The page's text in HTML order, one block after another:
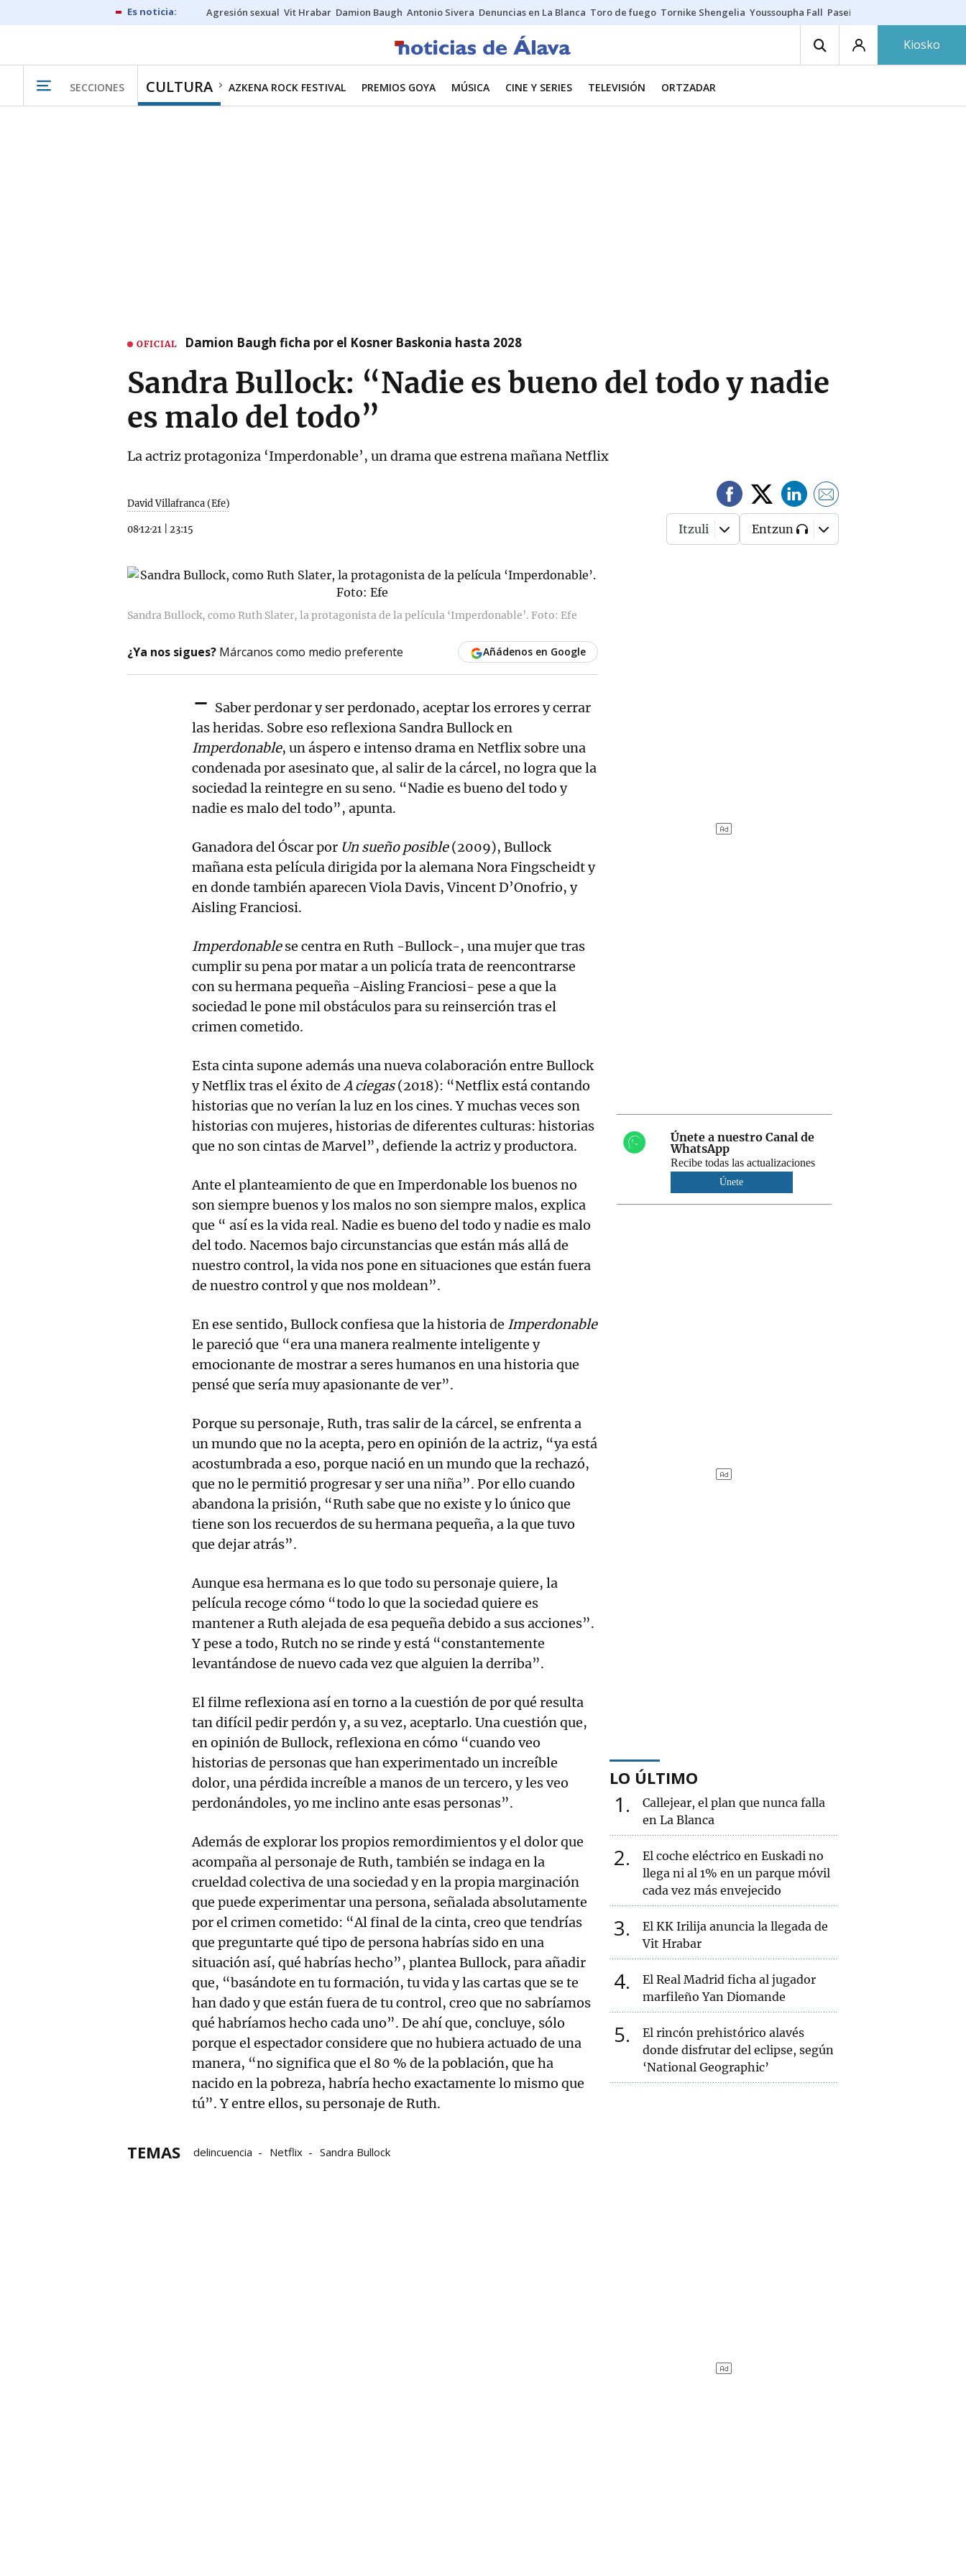
Agresión sexual Vit Hrabar Damion Baugh Antonio Sivera Denuncias en La Blanca Toro de fuego Tornike Shengelia Youssoupha Fall Paseíllo único
Kiosko
SECCIONES CULTURA AZKENA ROCK FESTIVAL PREMIOS GOYA MÚSICA CINE Y SERIES TELEVISIÓN ORTZADAR
OFICIAL Damion Baugh ficha por el Kosner Baskonia hasta 2028
Sandra Bullock: “Nadie es bueno del todo y nadie
es malo del todo”
La actriz protagoniza ‘Imperdonable’, un drama que estrena mañana Netflix
David Villafranca (Efe)
08·12·21 23:15 Itzuli Entzun
Sandra Bullock, como Ruth Slater, la protagonista de la película ‘Imperdonable’. Foto: Efe
¿Ya nos sigues? Márcanos como medio preferente Añádenos en Google
- Saber perdonar y ser perdonado, aceptar los errores y cerrar
las heridas. Sobre eso reflexiona Sandra Bullock en
Imperdonable, un áspero e intenso drama en Netflix sobre una
condenada por asesinato que, al salir de la cárcel, no logra que la
sociedad la reintegre en su seno. “Nadie es bueno del todo y
nadie es malo del todo”, apunta.
Ganadora del Óscar por Un sueño posible(2009), Bullock
mañana esta película dirigida por la alemana Nora Fingscheidt y
en donde también aparecen Viola Davis, Vincent D’Onofrio, y
Aisling Franciosi.
Imperdonablese centra en Ruth -Bullock-, una mujer que tras
cumplir su pena por matar a un policía trata de reencontrarse
con su hermana pequeña -Aisling Franciosi- pese a que la
sociedad le pone mil obstáculos para su reinserción tras el
crimen cometido.
Esta cinta supone además una nueva colaboración entre Bullock
y Netflix tras el éxito deA ciegas(2018): “Netflix está contando
historias que no verían la luz en los cines. Y muchas veces son
historias con mujeres, historias de diferentes culturas: historias
que no son cintas de Marvel”, defiende la actriz y productora.
Ante el planteamiento de que en Imperdonable los buenos no
son siempre buenos y los malos no son siempre malos, explica
que “ así es la vida real. Nadie es bueno del todo y nadie es malo
del todo. Nacemos bajo circunstancias que están más allá de
nuestro control, la vida nos pone en situaciones que están fuera
de nuestro control y que nos moldean”.
En ese sentido, Bullock confiesa que la historia de Imperdonable
le pareció que “era una manera realmente inteligente y
emocionante de mostrar a seres humanos en una historia que
pensé que sería muy apasionante de ver”.
Porque su personaje, Ruth, tras salir de la cárcel, se enfrenta a
un mundo que no la acepta, pero en opinión de la actriz, “ya está
acostumbrada a eso, porque nació en un mundo que la rechazó,
que no le permitió progresar y ser una niña”. Por ello cuando
abandona la prisión, “Ruth sabe que no existe y lo único que
tiene son los recuerdos de su hermana pequeña, a la que tuvo
que dejar atrás”.
Aunque esa hermana es lo que todo su personaje quiere, la
película recoge cómo “todo lo que la sociedad quiere es
mantener a Ruth alejada de esa pequeña debido a sus acciones”.
Y pese a todo, Rutch no se rinde y está “constantemente
levantándose de nuevo cada vez que alguien la derriba”.
El filme reflexiona así en torno a la cuestión de por qué resulta
tan difícil pedir perdón y, a su vez, aceptarlo. Una cuestión que,
en opinión de Bullock, reflexiona en cómo “cuando veo
historias de personas que han experimentado un increíble
dolor, una pérdida increíble a manos de un tercero, y les veo
perdonándoles, yo me inclino ante esas personas”.
Además de explorar los propios remordimientos y el dolor que
acompaña al personaje de Ruth, también se indaga en la
crueldad colectiva de una sociedad y en la propia marginación
que puede experimentar una persona, señalada absolutamente
por el crimen cometido: “Al final de la cinta, creo que tendrías
que preguntarte qué tipo de persona habrías sido en una
situación así, qué habrías hecho”, plantea Bullock, para añadir
que, “basándote en tu formación, tu vida y las cartas que se te
han dado y que están fuera de tu control, creo que no sabríamos
qué habríamos hecho cada uno”. De ahí que, concluye, sólo
porque el espectador considere que no hubiera actuado de una
manera, “no significa que el 80 % de la población, que ha
nacido en la pobreza, habría hecho exactamente lo mismo que
tú”. Y entre ellos, su personaje de Ruth.
TEMAS delincuencia Netflix Sandra Bullock
Únete a nuestro Canal de
WhatsApp
Recibe todas las actualizaciones
Únete
LO ÚLTIMO
1
Callejear, el plan que nunca falla
en La Blanca
2
El coche eléctrico en Euskadi no
llega ni al 1% en un parque móvil
cada vez más envejecido
3
El KK Irilija anuncia la llegada de
Vit Hrabar
4
El Real Madrid ficha al jugador
marfileño Yan Diomande
5
El rincón prehistórico alavés
donde disfrutar del eclipse, según
‘National Geographic’